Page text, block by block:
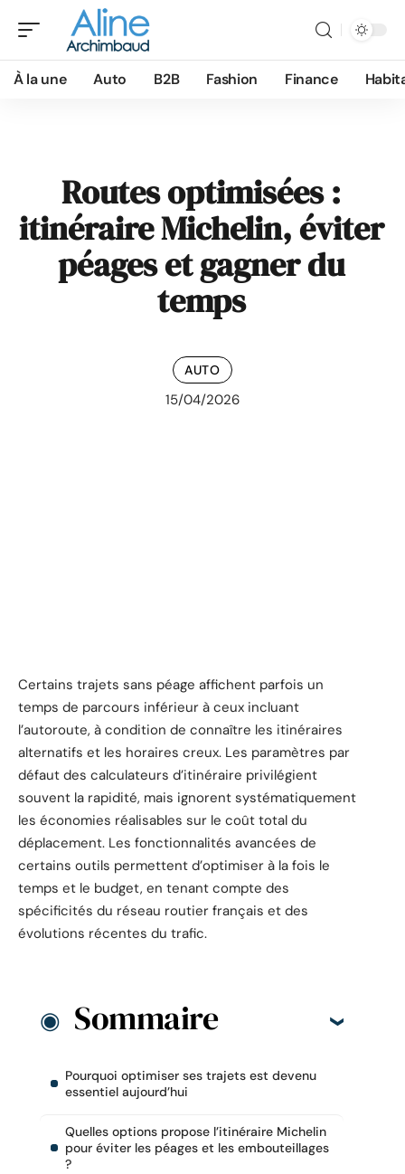
À la une Auto B2B Fashion Finance
Routes optimisées :
itinéraire Michelin, éviter
péages et gagner du
temps
AUTO
15/04/2026
Certains trajets sans péage affichent parfois un
temps de parcours inférieur à ceux incluant
l’autoroute, à condition de connaître les itinéraires
alternatifs et les horaires creux. Les paramètres par
défaut des calculateurs d’itinéraire privilégient
souvent la rapidité, mais ignorent systématiquement
les économies réalisables sur le coût total du
déplacement. Les fonctionnalités avancées de
certains outils permettent d’optimiser à la fois le
temps et le budget, en tenant compte des
spécificités du réseau routier français et des
évolutions récentes du trafic.
Sommaire
Pourquoi optimiser ses trajets est devenu
essentiel aujourd’hui
Quelles options propose l’itinéraire Michelin
pour éviter les péages et les embouteillages
?